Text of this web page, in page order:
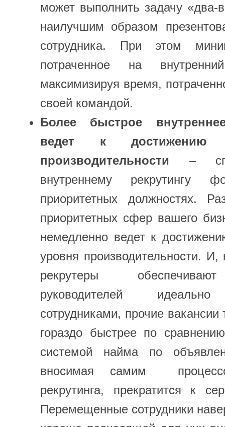
может выполнить задачу «два-
наилучшим образом
сотрудника. При этом
потраченное на
максимизируя время,
своей командой.
Более быстрое
ведет к достижению
производительности –
внутреннему рекрутингу
приоритетных должностях.
приоритетных сфер вашего
немедленно ведет к
уровня производительности. И,
рекрутеры
руководителей
сотрудниками, прочие вакансии
гораздо быстрее по
системой найма по
вносимая самим
рекрутинга, прекратится к
Перемещенные сотрудники